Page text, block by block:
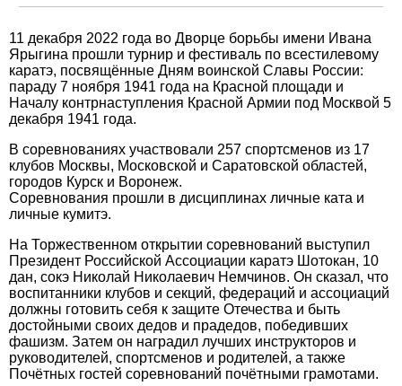
11 декабря 2022 года во Дворце борьбы имени Ивана
Ярыгина прошли турнир и фестиваль по всестилевому
каратэ, посвящённые Дням воинской Славы России:
параду 7 ноября 1941 года на Красной площади и
Началу контрнаступления Красной Армии под Москвой 5
декабря 1941 года.
В соревнованиях участвовали 257 спортсменов из 17
клубов Москвы, Московской и Саратовской областей,
городов Курск и Воронеж.
Соревнования прошли в дисциплинах личные ката и
личные кумитэ.
На Торжественном открытии соревнований выступил
Президент Российской Ассоциации каратэ Шотокан, 10
дан, сокэ Николай Николаевич Немчинов. Он сказал, что
воспитанники клубов и секций, федераций и ассоциаций
должны готовить себя к защите Отечества и быть
достойными своих дедов и прадедов, победивших
фашизм. Затем он наградил лучших инструкторов и
руководителей, спортсменов и родителей, а также
Почётных гостей соревнований почётными грамотами.